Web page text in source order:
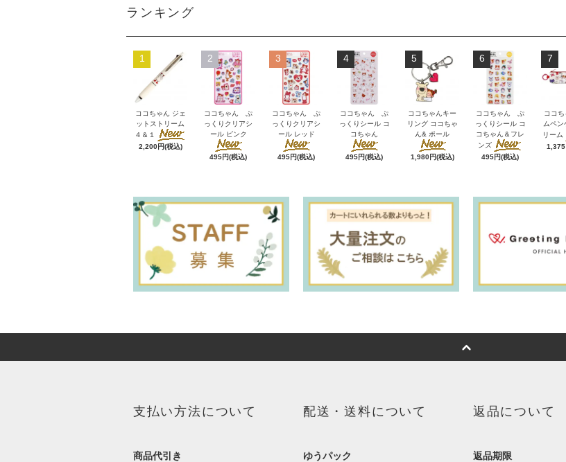
ランキング
1
ココちゃん ジェ
ットストリーム
４＆１
2,200円(税込)
2
ココちゃん ぷ
っくりクリアシ
ール ピンク
495円(税込)
3
ココちゃん ぷ
っくりクリアシ
ール レッド
495円(税込)
4
ココちゃん ぷ
っくりシール コ
コちゃん
495円(税込)
5
ココちゃんキー
リング ココちゃ
ん& ポール
1,980円(税込)
6
ココちゃん ぷ
っくりシール コ
コちゃん＆フレ
ンズ
495円(税込)
7
ココち
ムペン
リーム
1,375
支払い方法について
商品代引き
配送・送料について
ゆうパック
返品について
返品期限